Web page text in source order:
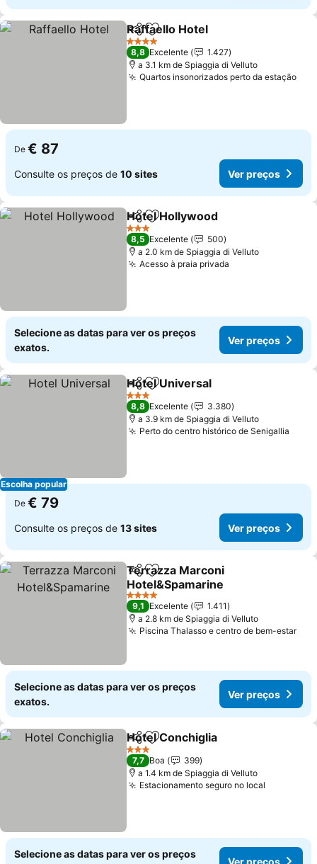
PartilharAdicionar aos favoritos
Raffaello Hotel
4 Estrelas
8,8 Excelente
1.427
a 3.1 km de Spiaggia di Velluto
Quartos insonorizados perto da estação
De € 87
Consulte os preços de 10 sites Ver preços
PartilharAdicionar aos favoritos
Hotel Hollywood
3 Estrelas
8,5 Excelente
500
a 2.0 km de Spiaggia di Velluto
Acesso à praia privada
Selecione as datas para ver os preços
exatos.
Ver preços
Escolha popular
PartilharAdicionar aos favoritos
Hotel Universal
3 Estrelas
8,8 Excelente
3.380
a 3.9 km de Spiaggia di Velluto
Perto do centro histórico de Senigallia
De € 79
Consulte os preços de 13 sites Ver preços
PartilharAdicionar aos favoritos
Terrazza Marconi
Hotel&Spamarine
4 Estrelas
9,1 Excelente
1.411
a 2.8 km de Spiaggia di Velluto
Piscina Thalasso e centro de bem-estar
Selecione as datas para ver os preços
exatos.
Ver preços
PartilharAdicionar aos favoritos
Hotel Conchiglia
3 Estrelas
7,7 Boa
399
a 1.4 km de Spiaggia di Velluto
Estacionamento seguro no local
Selecione as datas para ver os preços
Ver preços